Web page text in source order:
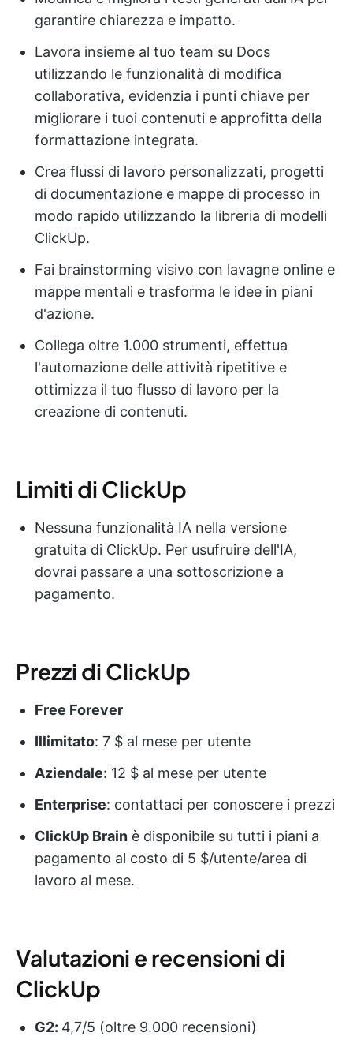
garantire chiarezza e impatto.
Lavora insieme al tuo team su Docs
utilizzando le funzionalità di modifica
collaborativa, evidenzia i punti chiave per
migliorare i tuoi contenuti e approfitta della
formattazione integrata.
Crea flussi di lavoro personalizzati, progetti
di documentazione e mappe di processo in
modo rapido utilizzando la libreria di modelli
ClickUp.
Fai brainstorming visivo con lavagne online e
mappe mentali e trasforma le idee in piani
d'azione.
Collega oltre 1.000 strumenti, effettua
l'automazione delle attività ripetitive e
ottimizza il tuo flusso di lavoro per la
creazione di contenuti.
Limiti di ClickUp
Nessuna funzionalità IA nella versione
gratuita di ClickUp. Per usufruire dell'IA,
dovrai passare a una sottoscrizione a
pagamento.
Prezzi di ClickUp
Free Forever
Illimitato: 7 $ al mese per utente
Aziendale: 12 $ al mese per utente
Enterprise: contattaci per conoscere i prezzi
ClickUp Brain è disponibile su tutti i piani a
pagamento al costo di 5 $/utente/area di
lavoro al mese.
Valutazioni e recensioni di
ClickUp
G2: 4,7/5 (oltre 9.000 recensioni)